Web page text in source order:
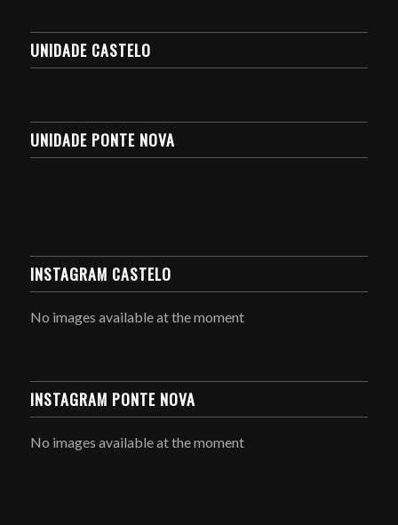
UNIDADE CASTELO
UNIDADE PONTE NOVA
INSTAGRAM CASTELO
No images available at the moment
INSTAGRAM PONTE NOVA
No images available at the moment